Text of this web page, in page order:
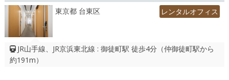
東京都 台東区 レンタルオフィス
JR山手線、JR京浜東北線 : 御徒町駅 徒歩4分（仲御徒町駅から
約191m）